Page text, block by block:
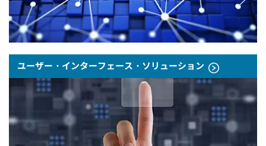
ユーザー・インターフェース・ソリューション